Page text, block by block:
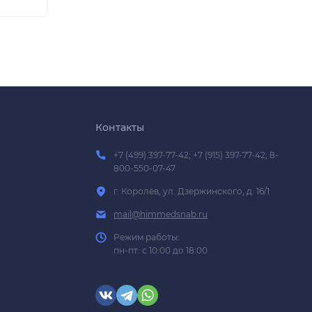
Контакты
+7 (499) 397-77-42; +7 (915) 397-77-42; 8-
800-550-07-47
г. Королёв, ул. Дзержинского, д. 16/1
mail@himmedsnab.ru
Режим работы:
пн-пт: с 10:00 до 18:00